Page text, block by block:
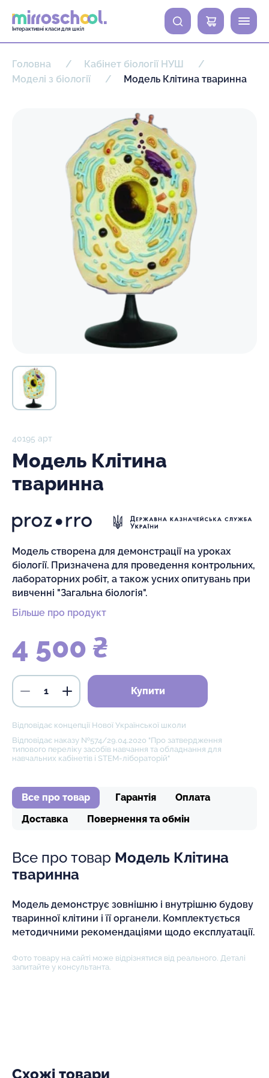
Інтерактивні класи для шкіл
0
Головна
Кабінет біології НУШ
Моделі з біології
Модель Клітина тваринна
40195 арт
Модель Клітина
тваринна
Модель створена для демонстрації на уроках
біології. Призначена для проведення контрольних,
лабораторних робіт, а також усних опитувань при
вивченні "Загальна біологія".
Більше про продукт
4 500 ₴
Купити
Відповідає концепції Нової Української школи
Відповідає наказу №574/29.04.2020 "Про затвердження
типового переліку засобів навчання та обладнання для
навчальних кабінетів і STEM-лібораторій"
Все про товар Гарантія
Оплата
Доставка
Повернення та обмін
Все про товар Модель Клітина
тваринна
Модель демонструє зовнішню і внутрішню будову
тваринної клітини і її органели. Комплектується
методичними рекомендаціями щодо експлуатації.
Фото товару на сайті може відрізнятися від реального. Деталі
запитайте у консультанта.
Схожі товари